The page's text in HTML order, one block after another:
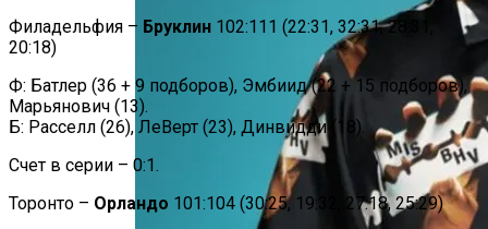
Филадельфия – Бруклин 102:111 (22:31, 32:31, 28:31,
20:18)
Ф: Батлер (36 + 9 подборов), Эмбиид (22 + 15 подборов),
Марьянович (13).
Б: Расселл (26), ЛеВерт (23), Динвидди (18).
Счет в серии – 0:1.
Торонто – Орландо 101:104 (30:25, 19:32, 27:18, 25:29)